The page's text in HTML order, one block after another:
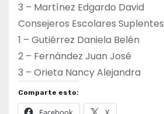
3 – Martínez Edgardo David
Consejeros Escolares Suplentes
1 – Gutiérrez Daniela Belén
2 – Fernández Juan José
3 – Orieta Nancy Alejandra
Comparte esto: